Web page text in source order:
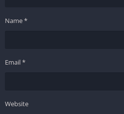
Name*
Email*
Website